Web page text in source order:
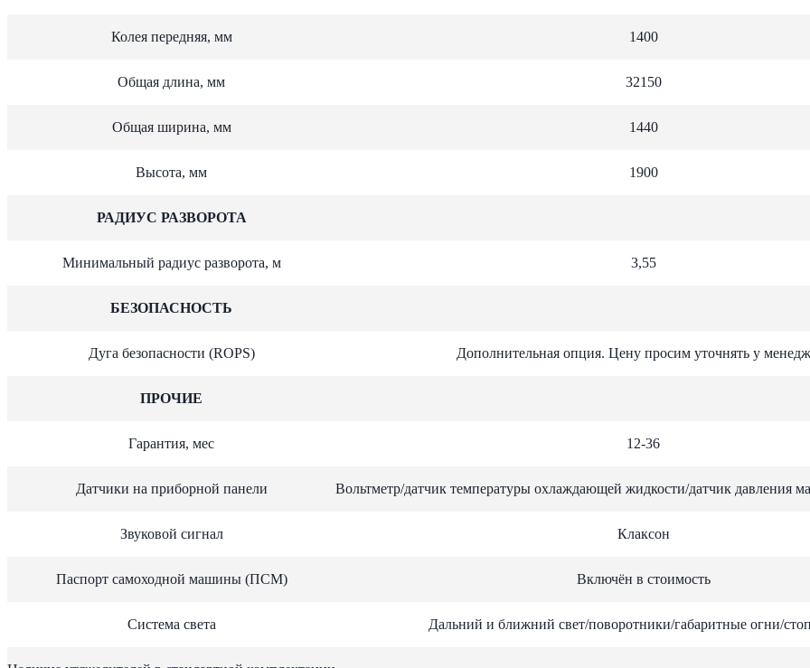
Колея передняя, мм 1400
Общая длина, мм 32150
Общая ширина, мм 1440
Высота, мм 1900
РАДИУС РАЗВОРОТА
Минимальный радиус разворота, м 3,55
БЕЗОПАСНОСТЬ
Дуга безопасности (ROPS) Дополнительная опция. Цену просим уточнять у
ПРОЧИЕ
Гарантия, мес 12-36
Датчики на приборной панели Вольтметр/датчик температуры охлаждающей жидкости/датчик давления
Звуковой сигнал Клаксон
Паспорт самоходной машины (ПСМ) Включён в стоимость
Система света Дальний и ближний свет/поворотники/габаритные огни/